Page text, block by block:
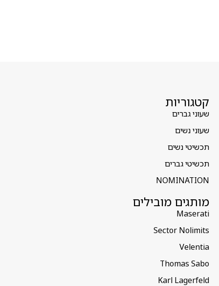
קטגוריות
שעוני גברים
שעוני נשים
תכשיטי נשים
תכשיטי גברים
NOMINATION
מותגים מובילים
Maserati
Sector Nolimits
Velentia
Thomas Sabo
Karl Lagerfeld